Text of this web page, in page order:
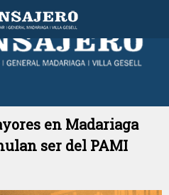
2026
en Madariaga
ser del PAMI